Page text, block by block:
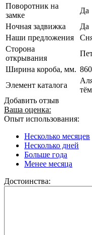
Поворотник на
замке
Да
Ночная задвижка
Да
Наши предложения
Сторона
открывания
Ширина короба, мм. 860
Элемент каталога
Добавить отзыв
Ваша оценка:
Опыт использования:
Несколько месяцев
Несколько дней
Больше года
Менее месяца
Достоинства: